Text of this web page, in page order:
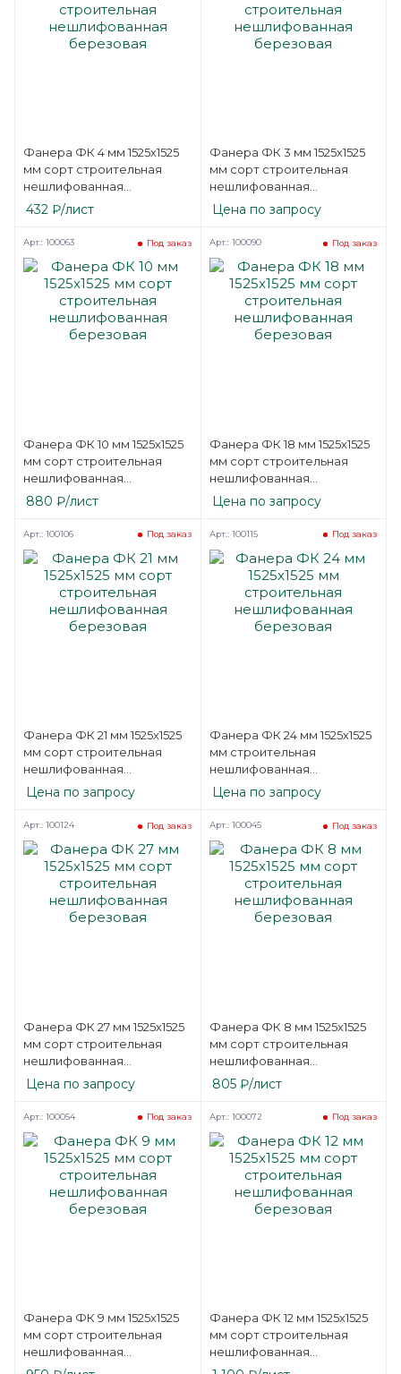
Фанера ФК 4 мм 1525х1525
мм сорт строительная
нешлифованная
березовая
432 ₽/лист
Фанера ФК 3 мм 1525х1525
мм сорт строительная
нешлифованная
березовая
Цена по запросу
Фанера ФК 10 мм 1525х1525
мм сорт строительная
нешлифованная
березовая
Под заказ
Арт.: 100063
880 ₽/лист
Фанера ФК 18 мм 1525х1525
мм сорт строительная
нешлифованная
березовая
Под заказ
Арт.: 100090
Цена по запросу
Фанера ФК 21 мм 1525х1525
мм сорт строительная
нешлифованная
березовая
Под заказ
Арт.: 100106
Цена по запросу
Фанера ФК 24 мм 1525х1525
мм строительная
нешлифованная
березовая
Под заказ
Арт.: 100115
Цена по запросу
Фанера ФК 27 мм 1525х1525
мм сорт строительная
нешлифованная
березовая
Под заказ
Арт.: 100124
Цена по запросу
Фанера ФК 8 мм 1525х1525
мм сорт строительная
нешлифованная
березовая
Под заказ
Арт.: 100045
805₽/лист
Фанера ФК 9 мм 1525х1525
мм сорт строительная
нешлифованная
березовая
Под заказ
Арт.: 100054
Фанера ФК 12 мм 1525х1525
мм сорт строительная
нешлифованная
березовая
Под заказ
Арт.: 100072